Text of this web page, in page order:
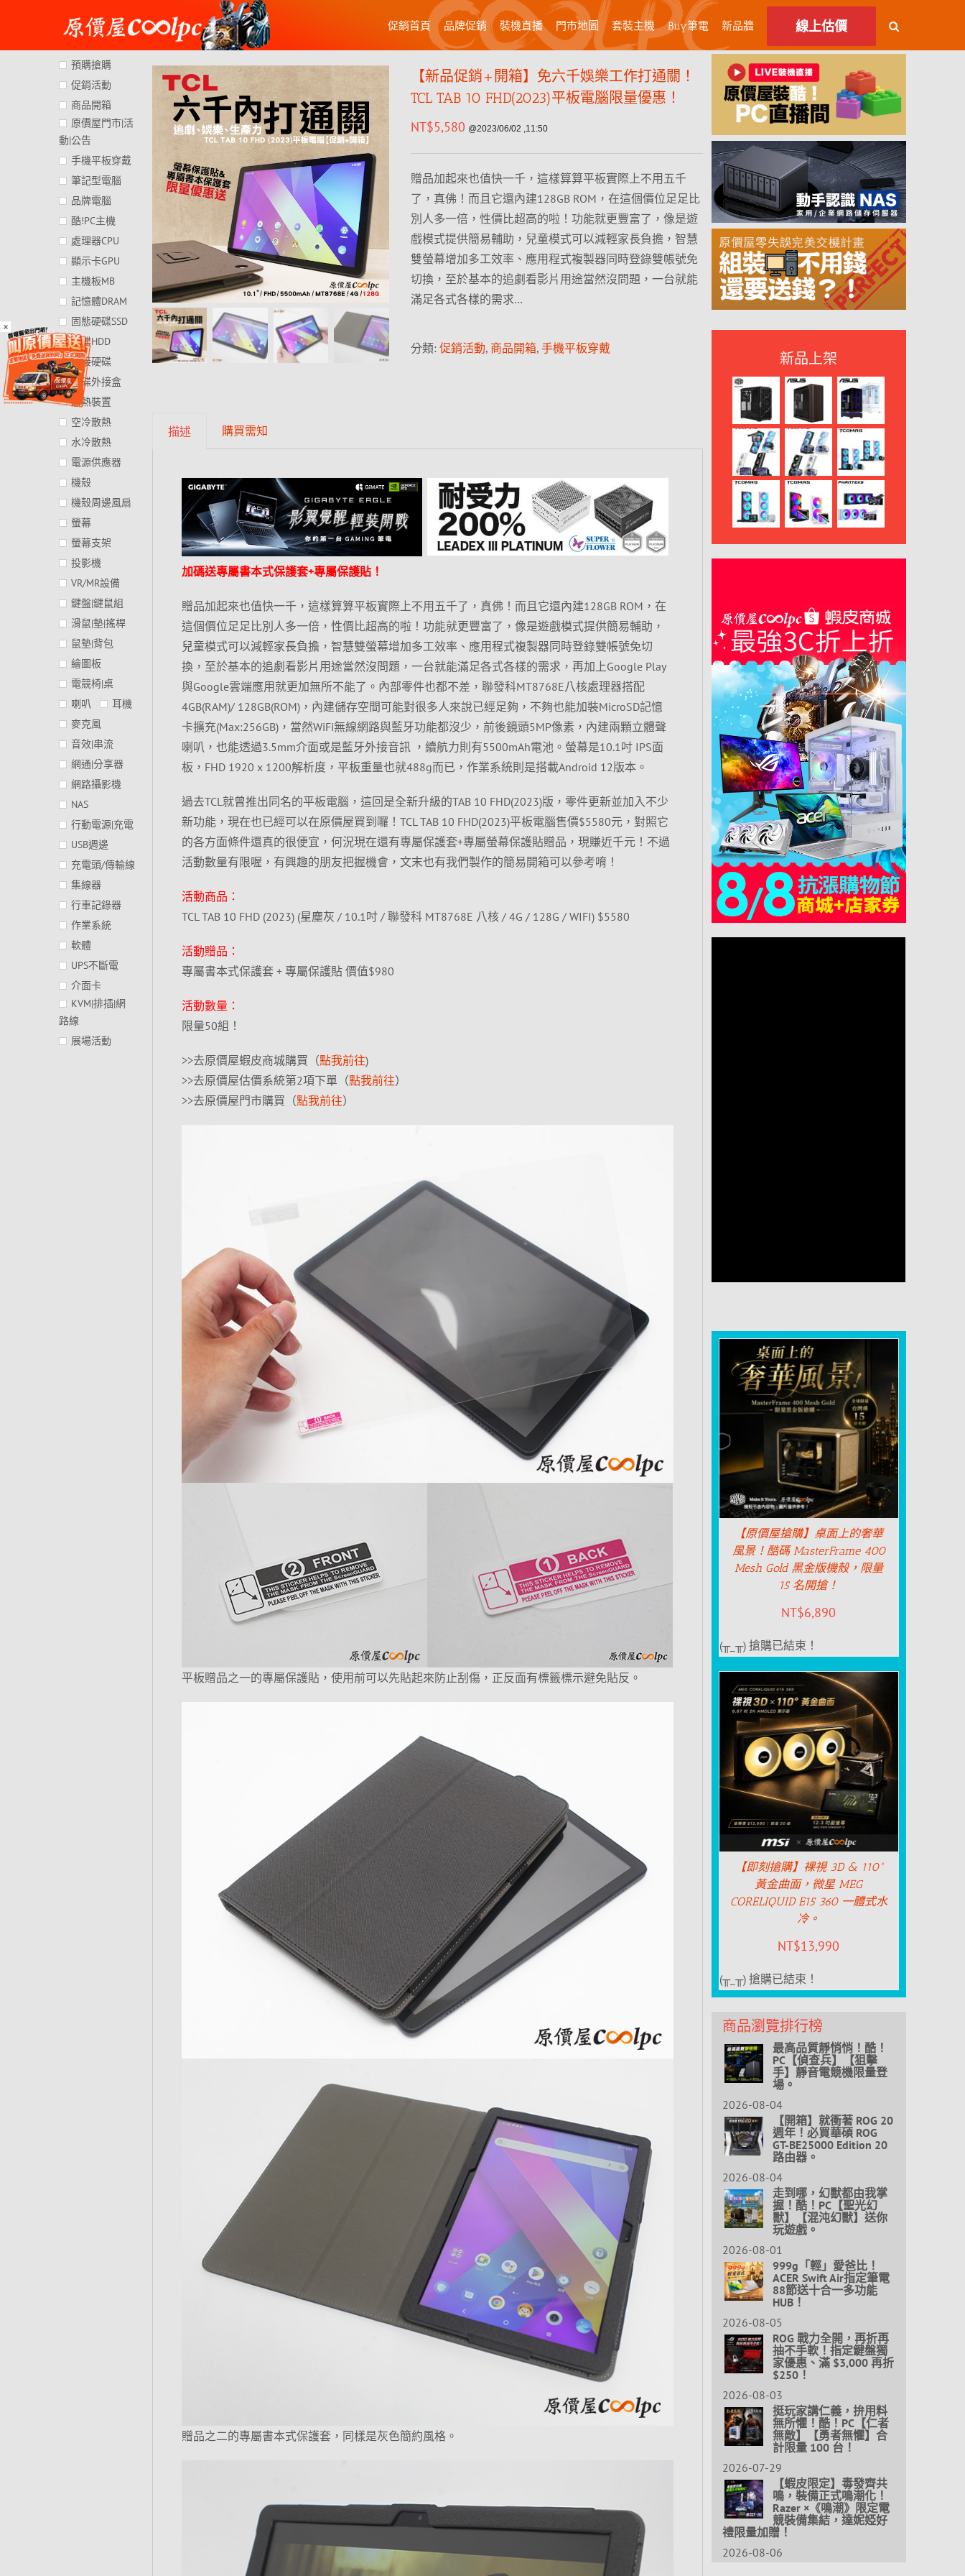
×
content
促銷首頁 品牌促銷 裝機直播 門市地圖 套裝主機 Buy筆電 新品牆 線上估價
【新品促銷+開箱】免六千娛樂工作打通關！
TCL TAB 10 FHD(2023)平板電腦限量優惠！
NT$5,580 @2023/06/02 ,11:50
贈品加起來也值快一千，這樣算算平板實際上不用五千
了，真佛！而且它還內建128GB ROM，在這個價位足足比
別人多一倍，性價比超高的啦！功能就更豐富了，像是遊
戲模式提供簡易輔助，兒童模式可以減輕家長負擔，智慧
雙螢幕增加多工效率、應用程式複製器同時登錄雙帳號免
切換，至於基本的追劇看影片用途當然沒問題，一台就能
滿足各式各樣的需求…
分類: 促銷活動, 商品開箱, 手機平板穿戴
描述 購買需知
加碼送專屬書本式保護套+專屬保護貼！
贈品加起來也值快一千，這樣算算平板實際上不用五千了，真佛！而且它還內建128GB ROM，在
這個價位足足比別人多一倍，性價比超高的啦！功能就更豐富了，像是遊戲模式提供簡易輔助，
兒童模式可以減輕家長負擔，智慧雙螢幕增加多工效率、應用程式複製器同時登錄雙帳號免切
換，至於基本的追劇看影片用途當然沒問題，一台就能滿足各式各樣的需求，再加上Google Play
與Google雲端應用就更加無所不能了。內部零件也都不差，聯發科MT8768E八核處理器搭配
4GB(RAM)/ 128GB(ROM)，內建儲存空間可能對很多人來說已經足夠，不夠也能加裝MicroSD記憶
卡擴充(Max:256GB)，當然WiFi無線網路與藍牙功能都沒少，前後鏡頭5MP像素，內建兩顆立體聲
喇叭，也能透過3.5mm介面或是藍牙外接音訊 ，續航力則有5500mAh電池。螢幕是10.1吋 IPS面
板，FHD 1920 x 1200解析度，平板重量也就488g而已，作業系統則是搭載Android 12版本。
過去TCL就曾推出同名的平板電腦，這回是全新升級的TAB 10 FHD(2023)版，零件更新並加入不少
新功能，現在也已經可以在原價屋買到囉！TCL TAB 10 FHD(2023)平板電腦售價$5580元，對照它
的各方面條件還真的很便宜，何況現在還有專屬保護套+專屬螢幕保護貼贈品，現賺近千元！不過
活動數量有限喔，有興趣的朋友把握機會，文末也有我們製作的簡易開箱可以參考唷！
活動商品：
TCL TAB 10 FHD (2023) (星塵灰 / 10.1吋 / 聯發科 MT8768E 八核 / 4G / 128G / WIFI) $5580
活動贈品：
專屬書本式保護套 + 專屬保護貼 價值$980
活動數量：
限量50組！
>>去原價屋蝦皮商城購買（點我前往)
>>去原價屋估價系統第2項下單（點我前往）
>>去原價屋門市購買（點我前往）
平板贈品之一的專屬保護貼，使用前可以先貼起來防止刮傷，正反面有標籤標示避免貼反。
贈品之二的專屬書本式保護套，同樣是灰色簡約風格。
預購搶購
促銷活動
商品開箱
原價屋門市|活
動|公告
手機平板穿戴
筆記型電腦
品牌電腦
酷!PC主機
處理器CPU
顯示卡GPU
主機板MB
記憶體DRAM
固態硬碟SSD
硬碟HDD
外接硬碟
硬碟外接盒
散熱裝置
空冷散熱
水冷散熱
電源供應器
機殼
機殼周邊風扇
螢幕
螢幕支架
投影機
VR/MR設備
鍵盤|鍵鼠組
滑鼠|墊|搖桿
鼠墊|背包
繪圖板
電競椅|桌
喇叭
耳機
麥克風
音效|串流
網通|分享器
網路攝影機
NAS
行動電源|充電
USB週邊
充電頭/傳輸線
集線器
行車記錄器
作業系統
軟體
UPS不斷電
介面卡
KVM|排插|網
路線
展場活動
新品上架
【原價屋搶購】桌面上的奢華
風景！酷碼 MasterFrame 400
Mesh Gold 黑金版機殼，限量
15 名開搶！
NT$6,890
(╥_╥) 搶購已結束！
【即刻搶購】裸視 3D & 110°
黃金曲面，微星 MEG
CORELIQUID E15 360 一體式水
冷。
NT$13,990
(╥_╥) 搶購已結束！
商品瀏覽排行榜
最高品質靜悄悄！酷！
PC【偵查兵】【狙擊
手】靜音電競機限量登
場。
2026-08-04
【開箱】就衝著 ROG 20
週年！必買華碩 ROG
GT-BE25000 Edition 20
路由器。
2026-08-04
走到哪，幻獸都由我掌
握！酷！PC【聖光幻
獸】【混沌幻獸】送你
玩遊戲。
2026-08-01
999g「輕」愛爸比！
ACER Swift Air指定筆電
88節送十合一多功能
HUB！
2026-08-05
ROG 戰力全開，再折再
抽不手軟！指定鍵盤獨
家優惠、滿 $3,000 再折
$250！
2026-08-03
挺玩家講仁義，拚用料
無所懼！酷！PC【仁者
無敵】【勇者無懼】合
計限量 100 台！
2026-07-29
【蝦皮限定】毒發齊共
鳴，裝備正式鳴潮化！
Razer ×《鳴潮》限定電
競裝備集結，達妮婭好
禮限量加贈！
2026-08-06